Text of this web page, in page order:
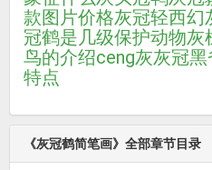
款图片价格灰冠轻西幻
冠鹤是几级保护动物灰
鸟的介绍ceng灰灰冠
特点
《灰冠鹤简笔画》全部章节目录